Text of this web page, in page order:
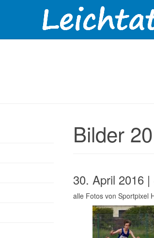
Bilder
30. April 2016
alle Fotos von Sportpixel